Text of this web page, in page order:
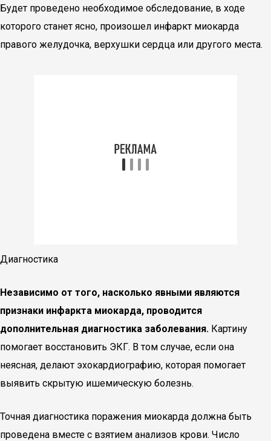
Будет проведено необходимое обследование, в ходе
которого станет ясно, произошел инфаркт миокарда
правого желудочка, верхушки сердца или другого места.
Диагностика
Независимо от того, насколько явными являются
признаки инфаркта миокарда, проводится
дополнительная диагностика заболевания. Картину
помогает восстановить ЭКГ. В том случае, если она
неясная, делают эхокардиографию, которая помогает
выявить скрытую ишемическую болезнь.
Точная диагностика поражения миокарда должна быть
проведена вместе с взятием анализов крови. Число